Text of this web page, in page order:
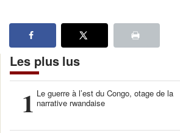
Les plus lus
1 Le guerre à l’est du Congo, otage de la
narrative rwandaise